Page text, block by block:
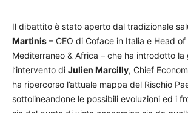
Il dibattito è stato aperto dal tradizionale
Martinis – CEO di Coface in Italia e Head
Mediterraneo & Africa – che ha introdotto la
l’intervento di Julien Marcilly, Chief
ha ripercorso l’attuale mappa del Rischio
sottolineandone le possibili evoluzioni ed i